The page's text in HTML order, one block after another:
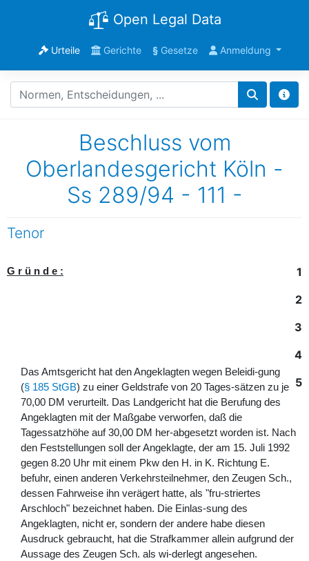
Open Legal Data
Urteile Gerichte §Gesetze Anmeldung
Beschluss vom
Oberlandesgericht Köln -
Ss 289/94 - 111 -
Tenor
1
G r ü n d e :
2
3
4
5
Das Amtsgericht hat den Angeklagten wegen Beleidi-gung
(§ 185 StGB) zu einer Geldstrafe von 20 Tages-sätzen zu je
70,00 DM verurteilt. Das Landgericht hat die Berufung des
Angeklagten mit der Maßgabe verworfen, daß die
Tagessatzhöhe auf 30,00 DM her-abgesetzt worden ist. Nach
den Feststellungen soll der Angeklagte, der am 15. Juli 1992
gegen 8.20 Uhr mit einem Pkw den H. in K. Richtung E.
befuhr, einen anderen Verkehrsteilnehmer, den Zeugen Sch.,
dessen Fahrweise ihn verägert hatte, als "fru-striertes
Arschloch" bezeichnet haben. Die Einlas-sung des
Angeklagten, nicht er, sondern der andere habe diesen
Ausdruck gebraucht, hat die Strafkammer allein aufgrund der
Aussage des Zeugen Sch. als wi-derlegt angesehen.